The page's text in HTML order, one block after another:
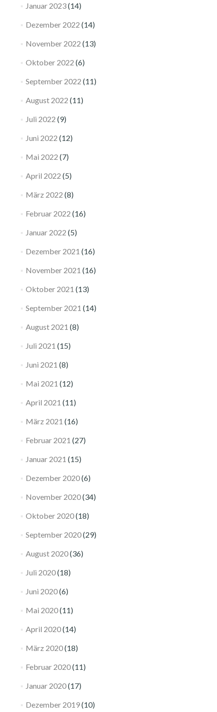
Januar 2023(14)
Dezember 2022 (14)
November 2022 (13)
Oktober 2022 (6)
September 2022 (11)
August 2022 (11)
Juli 2022 (9)
Juni 2022 (12)
Mai 2022 (7)
April 2022 (5)
März 2022 (8)
Februar 2022 (16)
Januar 2022 (5)
Dezember 2021 (16)
November 2021 (16)
Oktober 2021 (13)
September 2021 (14)
August 2021 (8)
Juli 2021 (15)
Juni 2021 (8)
Mai 2021 (12)
April 2021 (11)
März 2021 (16)
Februar 2021 (27)
Januar 2021 (15)
Dezember 2020(6)
November 2020(34)
Oktober 2020(18)
September 2020(29)
August 2020(36)
Juli 2020(18)
Juni 2020(6)
Mai 2020(11)
April 2020(14)
März 2020(18)
Februar 2020(11)
Januar 2020(17)
Dezember 2019(10)